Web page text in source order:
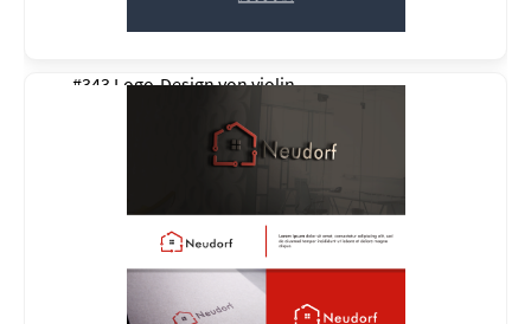
#343 Logo-Design vonviolin